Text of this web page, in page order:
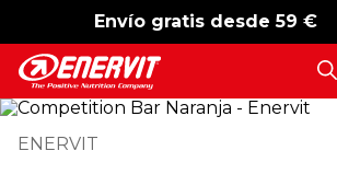
Envío gratis desde 59 €
-15% free
ENERVIT